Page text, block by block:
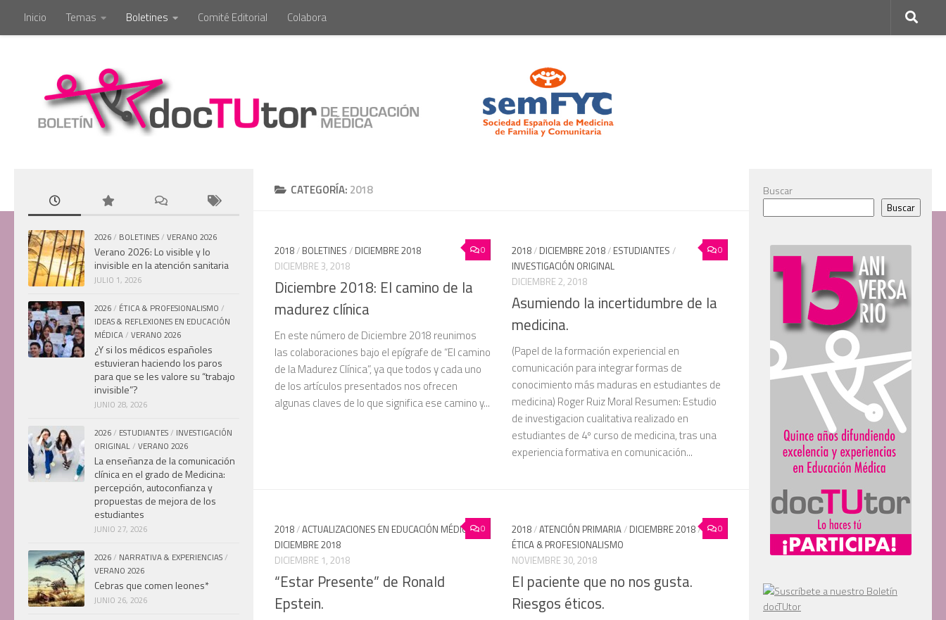
Saltar al contenido
Inicio Temas Boletines Comité Editorial Colabora
CATEGORÍA: 2018
0
2018/ BOLETINES / DICIEMBRE 2018
DICIEMBRE 3, 2018
Diciembre 2018: El camino de la
madurez clínica
En este número de Diciembre 2018 reunimos
las colaboraciones bajo el epígrafe de “El camino
de la Madurez Clínica”, ya que todos y cada uno
de los artículos presentados nos ofrecen
algunas claves de lo que significa ese camino y...
0
2018/ DICIEMBRE 2018/ ESTUDIANTES /
INVESTIGACIÓN ORIGINAL
DICIEMBRE 2, 2018
Asumiendo la incertidumbre de la
medicina.
(Papel de la formación experiencial en
comunicación para integrar formas de
conocimiento más maduras en estudiantes de
medicina) Roger Ruiz Moral Resumen: Estudio
de investigacion cualitativa realizado en
estudiantes de 4º curso de medicina, tras una
experiencia formativa en comunicación...
0
2018/ACTUALIZACIONES EN EDUCACIÓN MÉDICA/
DICIEMBRE 2018
DICIEMBRE 1, 2018
“Estar Presente” de Ronald
Epstein.
0
2018/ATENCIÓN PRIMARIA/ DICIEMBRE 2018/
ÉTICA & PROFESIONALISMO
NOVIEMBRE 30, 2018
El paciente que no nos gusta.
Riesgos éticos.
2026/ BOLETINES/ VERANO 2026
Verano 2026: Lo visible y lo
invisible en la atención sanitaria
JULIO 1, 2026
2026/ ÉTICA & PROFESIONALISMO /
IDEAS & REFLEXIONES EN EDUCACIÓN
MÉDICA/ VERANO 2026
¿Y si los médicos españoles
estuvieran haciendo los paros
para que se les valore su “trabajo
invisible”?
JUNIO 28, 2026
2026/ ESTUDIANTES/ INVESTIGACIÓN
ORIGINAL/ VERANO 2026
La enseñanza de la comunicación
clínica en el grado de Medicina:
percepción, autoconfianza y
propuestas de mejora de los
estudiantes
JUNIO 27, 2026
2026/ NARRATIVA & EXPERIENCIAS/
VERANO 2026
Cebras que comen leones*
JUNIO 26, 2026
Buscar
Buscar